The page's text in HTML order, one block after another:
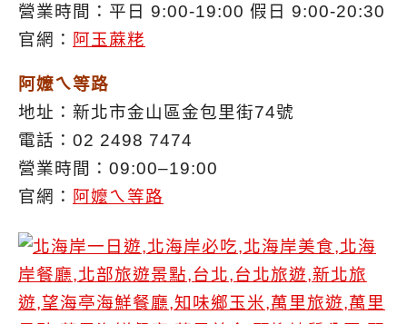
營業時間：平日 9:00-19:00 假日 9:00-20:30
官網： 阿玉蔴粩
阿嬤ㄟ等路
地址：新北市金山區金包里街74號
電話：02 2498 7474
營業時間：09:00–19:00
官網： 阿嬤ㄟ等路